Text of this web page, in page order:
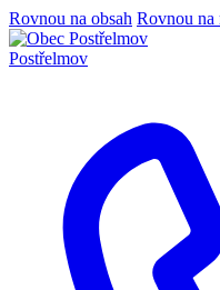
Rovnou na obsah Rovnou na
Postřelmov